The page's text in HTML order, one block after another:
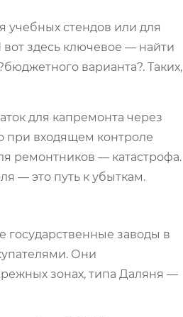
учебных стендов или для
вот здесь ключевое — найти
варианта?. Таких,
для капремонта через
при входящем контроле
ремонтников — катастрофа.
— это путь к убыткам.
государственные заводы в
Они
зонах, типа Даляня —